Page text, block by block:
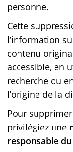
personne.
Cette
l’information
contenu
accessible, en
recherche ou
l’origine de la
Pour
privilégiez une
responsable